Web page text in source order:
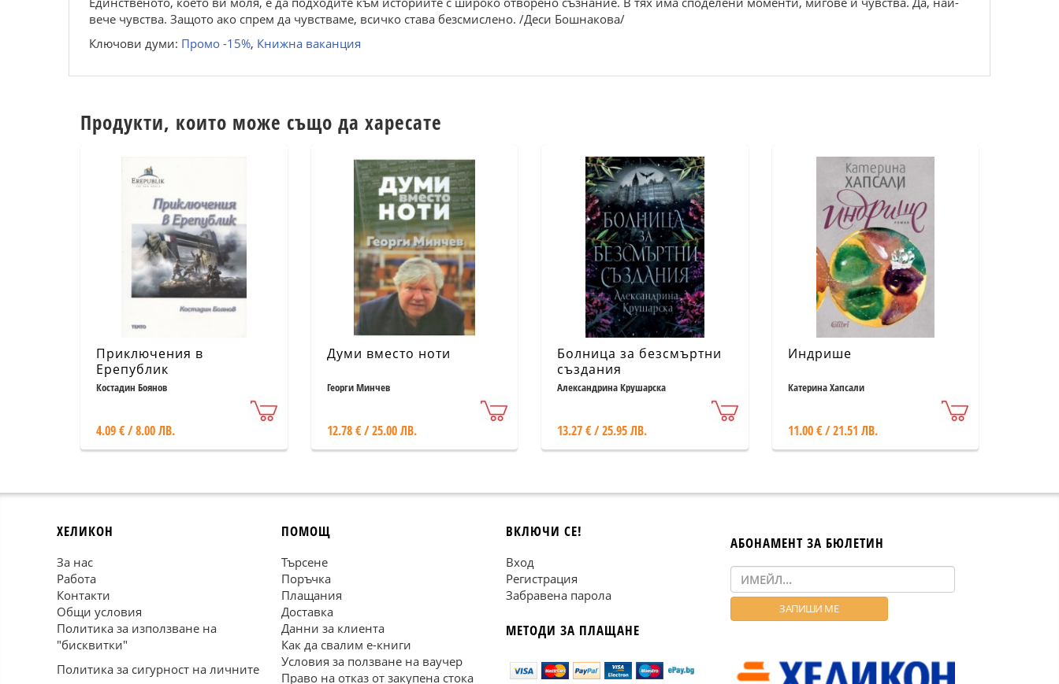
вече чувства. Защото ако спрем да чувстваме, всичко става безсмислено. /Деси Бошнакова/
Ключови думи: Промо -15%, Книжна ваканция
Продукти, които може също да харесате
Приключения в
Ерепублик
Костадин Боянов
4.09 € / 8.00 ЛВ.
Думи вместо ноти
Георги Минчев
12.78 € / 25.00 ЛВ.
Болница за безсмъртни
създания
Александрина Крушарска
13.27 € / 25.95 ЛВ.
Индрише
Катерина Хапсали
11.00 € / 21.51 ЛВ.
ХЕЛИКОН
За нас
Работа
Контакти
Общи условия
Политика за използване на
"бисквитки"
Политика за сигурност на личните
ПОМОЩ
Търсене
Поръчка
Плащания
Доставка
Данни за клиента
Как да свалим е-книги
Условия за ползване на ваучер
Право на отказ от закупена стока
ВКЛЮЧИ СЕ!
Вход
Регистрация
Забравена парола
МЕТОДИ ЗА ПЛАЩАНЕ
АБОНАМЕНТ ЗА БЮЛЕТИН